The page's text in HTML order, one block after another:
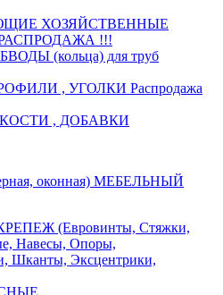
ХОЗЯЙСТВЕННЫЕ
!!!
(кольца) для труб
, УГОЛКИ Распродажа
, ДОБАВКИ
оконная) МЕБЕЛЬНЫЙ
(Евровинты, Стяжки,
Навесы, Опоры,
Шканты, Эксцентрики,